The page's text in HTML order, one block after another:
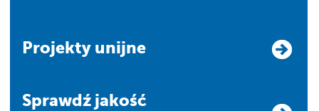
Projekty unijne
Sprawdź jakość